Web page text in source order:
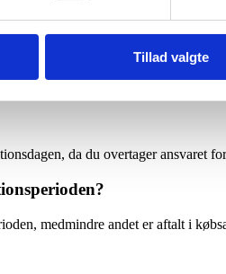
Tillad valgte
det juridiske ejerskifte endnu ikke
og forsikring af boligen.
da du overtager ansvaret
medmindre andet er aftalt i